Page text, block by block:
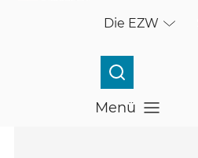
Die EZW
Menü
Menü öffnen